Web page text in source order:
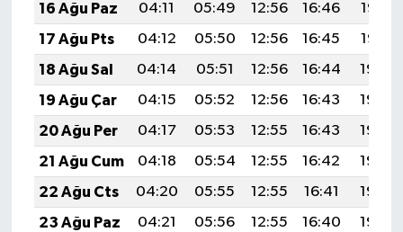
16 Ağu Paz
04:11 05:49 12:56 16:46
19:53
17 Ağu Pts
04:12 05:50 12:56 16:45
19:52
18 Ağu Sal
04:14 05:51 12:56 16:44
19:50
19 Ağu Çar
04:15 05:52 12:56 16:43
19:49
20 Ağu Per
04:17 05:53 12:55 16:43
19:48
21 Ağu Cum
04:18 05:54 12:55 16:42
19:46
22 Ağu Cts
04:20 05:55 12:55 16:41
19:44
23 Ağu Paz
04:21 05:56 12:55 16:40
19:43